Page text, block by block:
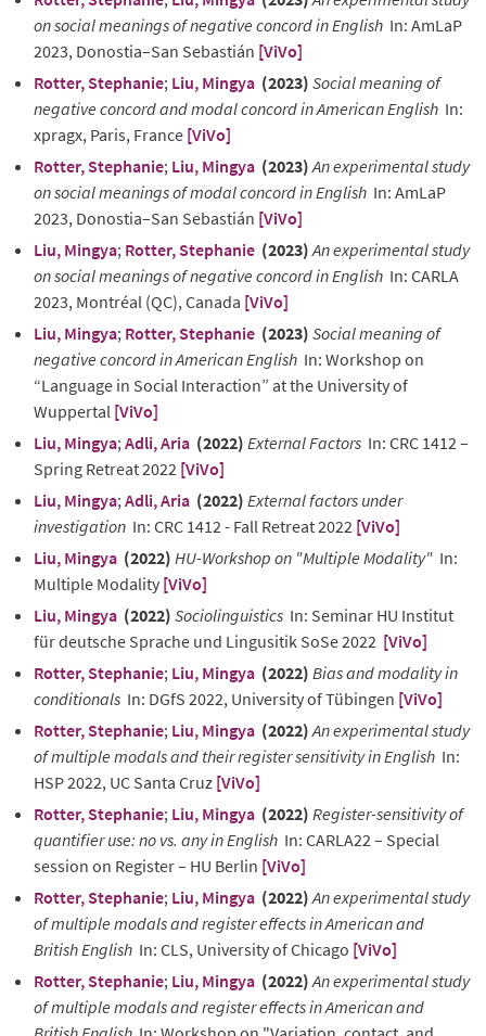
on social meanings of negative concord in English In: AmLaP
2023, Donostia–San Sebastián [ViVo]
Rotter, Stephanie; Liu, Mingya (2023) Social meaning of
negative concord and modal concord in American English In:
xpragx, Paris, France [ViVo]
Rotter, Stephanie; Liu, Mingya (2023) An experimental study
on social meanings of modal concord in English In: AmLaP
2023, Donostia–San Sebastián [ViVo]
Liu, Mingya; Rotter, Stephanie (2023) An experimental study
on social meanings of negative concord in English In: CARLA
2023, Montréal (QC), Canada [ViVo]
Liu, Mingya; Rotter, Stephanie (2023) Social meaning of
negative concord in American English In: Workshop on
“Language in Social Interaction” at the University of
Wuppertal [ViVo]
Liu, Mingya; Adli, Aria (2022) External Factors In: CRC 1412 –
Spring Retreat 2022 [ViVo]
Liu, Mingya; Adli, Aria (2022) External factors under
investigation In: CRC 1412 - Fall Retreat 2022 [ViVo]
Liu, Mingya (2022) HU-Workshop on "Multiple Modality" In:
Multiple Modality [ViVo]
Liu, Mingya (2022) Sociolinguistics In: Seminar HU Institut
für deutsche Sprache und Lingusitik SoSe 2022 [ViVo]
Rotter, Stephanie; Liu, Mingya (2022) Bias and modality in
conditionals In: DGfS 2022, University of Tübingen [ViVo]
Rotter, Stephanie; Liu, Mingya (2022) An experimental study
of multiple modals and their register sensitivity in English In:
HSP 2022, UC Santa Cruz [ViVo]
Rotter, Stephanie; Liu, Mingya (2022) Register-sensitivity of
quantifier use: no vs. any in English In: CARLA22 – Special
session on Register – HU Berlin [ViVo]
Rotter, Stephanie; Liu, Mingya (2022) An experimental study
of multiple modals and register effects in American and
British English In: CLS, University of Chicago [ViVo]
Rotter, Stephanie; Liu, Mingya (2022) An experimental study
of multiple modals and register effects in American and